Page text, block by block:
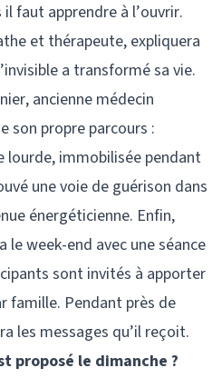
faut apprendre à l’ouvrir.
et thérapeute, expliquera
a transformé sa vie.
ancienne médecin
son propre parcours :
lourde, immobilisée pendant
une voie de guérison dans
énergéticienne. Enfin,
le week-end avec une séance
sont invités à apporter
famille. Pendant près de
les messages qu’il reçoit.
proposé le dimanche ?